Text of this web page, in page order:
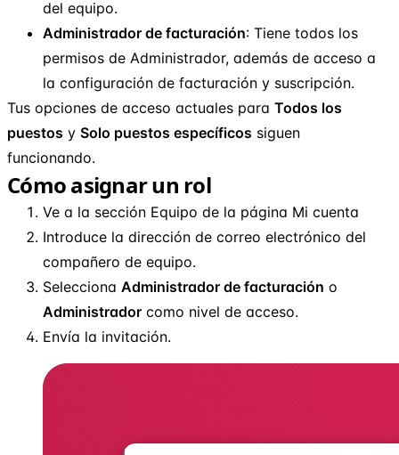
del equipo.
Administrador de facturación: Tiene todos los
permisos de Administrador, además de acceso a
la configuración de facturación y suscripción.
Tus opciones de acceso actuales para Todos los
puestos y Solo puestos específicos siguen
funcionando.
Cómo asignar un rol
Ve a la sección Equipo de la página Mi cuenta
Introduce la dirección de correo electrónico del
compañero de equipo.
Selecciona Administrador de facturación o
Administrador como nivel de acceso.
Envía la invitación.